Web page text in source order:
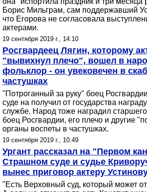
Борис Мильграм, сам поддержавший
что Егорова не согласовала
актерами.
19 сентября 2019 г., 14:10
Росгвардеец Лягин, которому
"вывихнул плечо", вошел в
фольклор - он увековечен в
частушках
"Потроганный за руку" боец
суде на получил от государства
службе. Народ тоже наградил
боец Росгвардии, его плечо и другие
органы воспеты в частушках.
19 сентября 2019 г., 10:49
Ургант рассказал на "Первом
Страшном суде и судье
вынес приговор актеру
"Есть Верховный суд, который может